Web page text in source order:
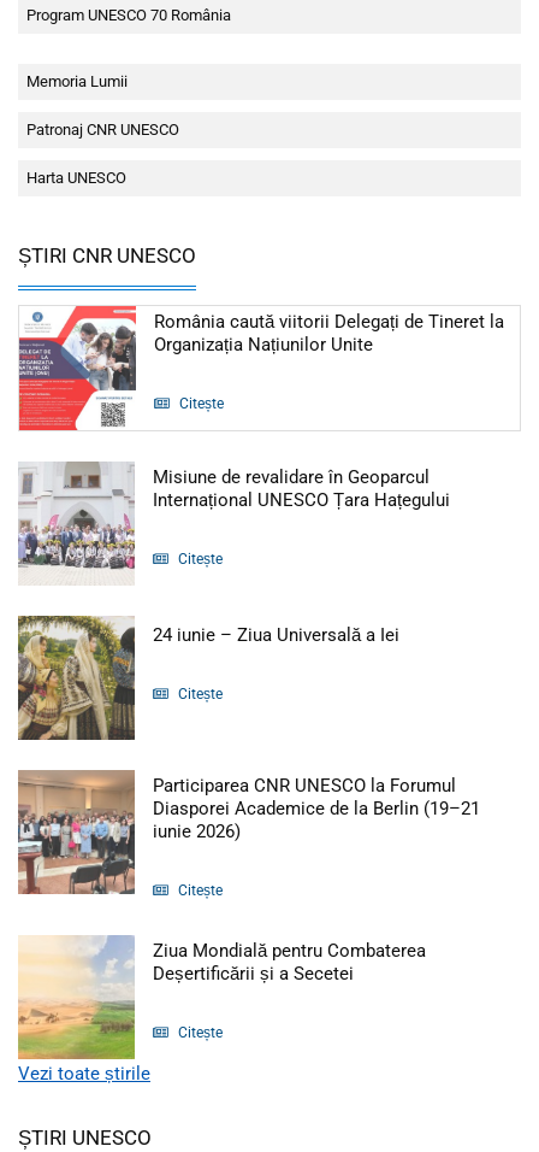
Program UNESCO 70 România
Memoria Lumii
Patronaj CNR UNESCO
Harta UNESCO
ȘTIRI CNR UNESCO
România caută viitorii Delegați de Tineret la
Organizația Națiunilor UniteArticol: România
Citește
Misiune de revalidare în Geoparcul
Internațional UNESCO Țara Hațegului
Citește
24 iunie – Ziua Universală a Iei
Citește
Participarea CNR UNESCO la Forumul
Diasporei Academice de la Berlin (19–21
iunie 2026)Articol: Participarea CNR UNESCO
Citește
Ziua Mondială pentru Combaterea
Deșertificării și a Secetei
Citește
Vezi toate știrile
ȘTIRI UNESCO